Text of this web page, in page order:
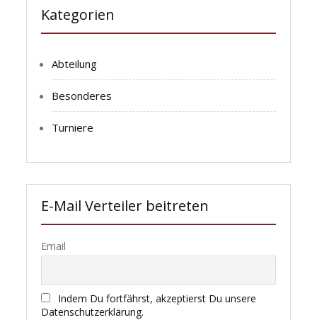
Kategorien
Abteilung
Besonderes
Turniere
E-Mail Verteiler beitreten
Email
Indem Du fortfährst, akzeptierst Du unsere
Datenschutzerklärung.